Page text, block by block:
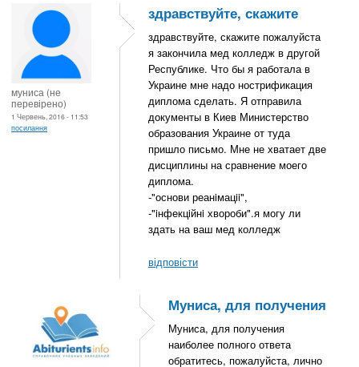
муниса (не
перевірено)
1 Червень, 2016 - 11:53
посилання
здравствуйте, скажите
здравствуйте, скажите пожалуйста
я закончила мед колледж в другой
Республике. Что бы я работала в
Украине мне надо нострификация
диплома сделать. Я отправила
документы в Киев Министерство
образования Украине от туда
пришло письмо. Мне не хватает две
дисциплины на сравнение моего
диплома.
-"основи реанiмацii",
-"iнфекцiйнi хвороби".я могу ли
здать на ваш мед колледж
відповісти
Муниса, для получения
Муниса, для получения
наиболее полного ответа
обратитесь, пожалуйста, лично